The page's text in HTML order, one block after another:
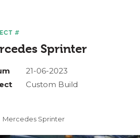
#
Sprinter
21-06-2023
Custom Build
Mercedes Sprinter